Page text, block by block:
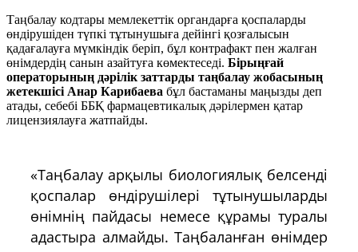
Таңбалау кодтары мемлекеттік органдарға қоспаларды
өндірушіден түпкі тұтынушыға дейінгі қозғалысын
қадағалауға мүмкіндік беріп, бұл контрафакт пен жалған
өнімдердің санын азайтуға көмектеседі. Бірыңғай
операторының дәрілік заттарды таңбалау жобасының
жетекшісі Анар Карибаева бұл бастаманы маңызды деп
атады, себебі ББҚ фармацевтикалық дәрілермен қатар
лицензиялауға жатпайды.
«Таңбалау арқылы биологиялық белсенді
қоспалар өндірушілері тұтынушыларды
өнімнің пайдасы немесе құрамы туралы
адастыра алмайды. Таңбаланған өнімдер